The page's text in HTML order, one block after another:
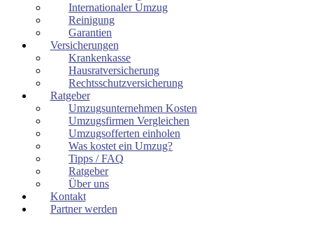
Internationaler Umzug
Reinigung
Garantien
Versicherungen
Krankenkasse
Hausratversicherung
Rechtsschutzversicherung
Ratgeber
Umzugsunternehmen Kosten
Umzugsfirmen Vergleichen
Umzugsofferten einholen
Was kostet ein Umzug?
Tipps / FAQ
Ratgeber
Über uns
Kontakt
Partner werden